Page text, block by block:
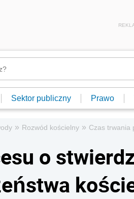
Sektor publiczny Prawo
» Rozwód kościelny » Czas trwania
o